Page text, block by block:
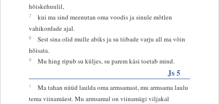
hõiskehuulil,
7
kui ma sind meenutan oma voodis ja sinule mõtlen
vahikordade ajal.
8
Sest sina olid mulle abiks ja su tiibade varju all ma võin
hõisata.
9 Mu hing ripub su küljes, su parem käsi toetab mind.
Js 5
1
Ma tahan nüüd laulda oma armsamast, mu armsama laulu
tema viinamäest. Mu armsamal on viinamägi viljakal